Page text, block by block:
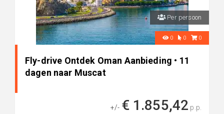
Per persoon
0 0 0
Fly-drive Ontdek Oman Aanbieding • 11
dagen naar Muscat
+/- € 1.855,42 p.p.